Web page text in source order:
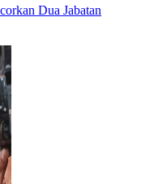
Dua Jabatan